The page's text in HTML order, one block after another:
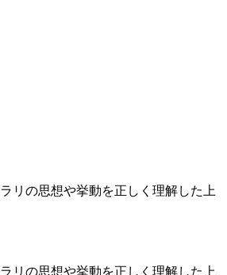
リの思想や挙動を正しく理解した上
リの思想や挙動を正しく理解した上